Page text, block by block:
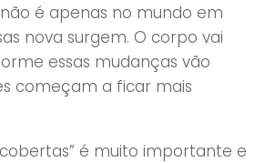
é apenas no mundo em
nova surgem. O corpo vai
essas mudanças vão
começam a ficar mais
é muito importante e